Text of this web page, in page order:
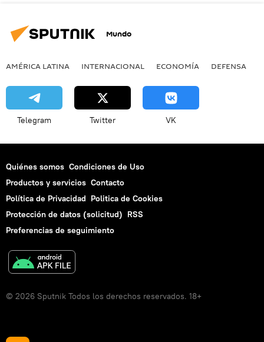
Mundo
AMÉRICA LATINA INTERNACIONAL ECONOMÍA DEFENSA
Telegram Twitter VK
Quiénes somos Condiciones de Uso
Productos y servicios Contacto
Política de Privacidad Politica de Cookies
Protección de datos (solicitud) RSS
Preferencias de seguimiento
© 2026 Sputnik Todos los derechos reservados. 18+